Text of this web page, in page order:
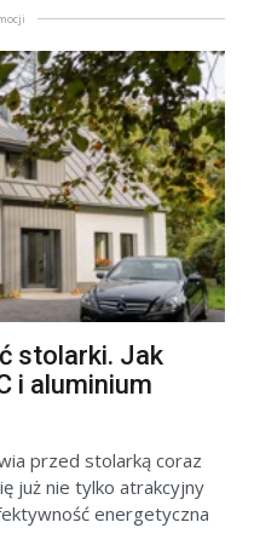
stolarki. Jak
i aluminium
przed stolarką coraz
już nie tylko atrakcyjny
energetyczna